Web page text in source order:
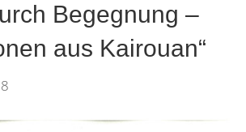
Begegnung –
aus Kairouan“